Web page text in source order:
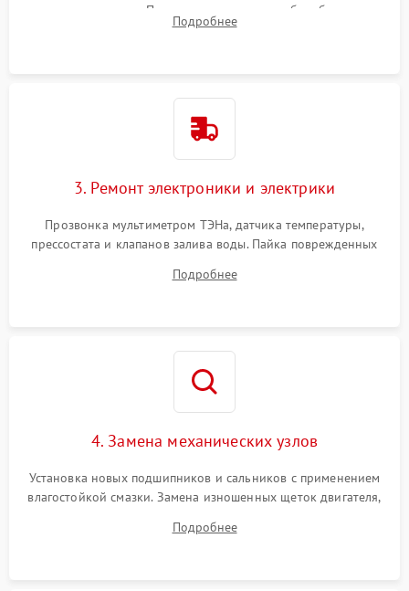
амортизаторов. Проверка подшипников барабана и
крестовины на износ, а манжеты люка на разрывы.
Подробнее
3. Ремонт электроники и электрики
Прозвонка мультиметром ТЭНа, датчика температуры,
прессостата и клапанов залива воды. Пайка поврежденных
Восстановление целостности проводки и контактов.
Подробнее
4. Замена механических узлов
Установка новых подшипников и сальников с применением
влагостойкой смазки. Замена изношенных щеток двигателя,
или поврежденной резиновой манжеты.
Подробнее